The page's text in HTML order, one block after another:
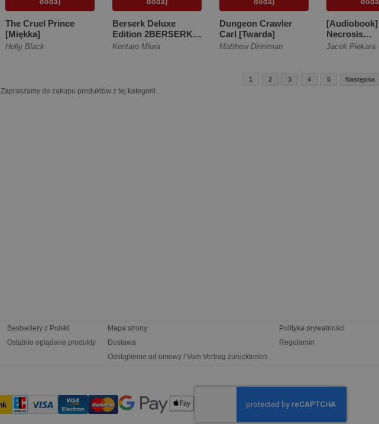
The Cruel Prince
[Miękka]
Holly Black
Berserk Deluxe
Edition 2BERSERK
DELUXE VOLUME 2
Kentaro Miura
Dungeon Crawler
Carl [Twarda]
Matthew Dinniman
[Audiobook]
Necrosis
Przebudzenie
Jacek Piekara
1 2 3 4 5 Następna
Zapraszamy do zakupu produktów z tej kategorii.
Bestsellery z Polski
Ostatnio oglądane produkty
Mapa strony
Dostawa
Odstąpienie od umowy / Vom Vertrag zurücktreten
Polityka prywatności
Regulamin